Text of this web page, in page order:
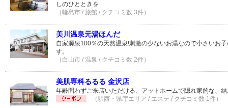
しのひとときを
（輪島市 / 旅館 / クチコミ数 3件）
美川温泉元湯ほんだ
自家源泉100％の天然温泉!刺激の少ないお湯なので小さいお
す。
（白山市 / 温泉 / クチコミ数 2件）
美肌専科るるる 金沢店
年齢問わずご来店いただける、アットホームで隠れ家的な、
（駅西・県庁エリア / エステ / クチコミ数 1件）